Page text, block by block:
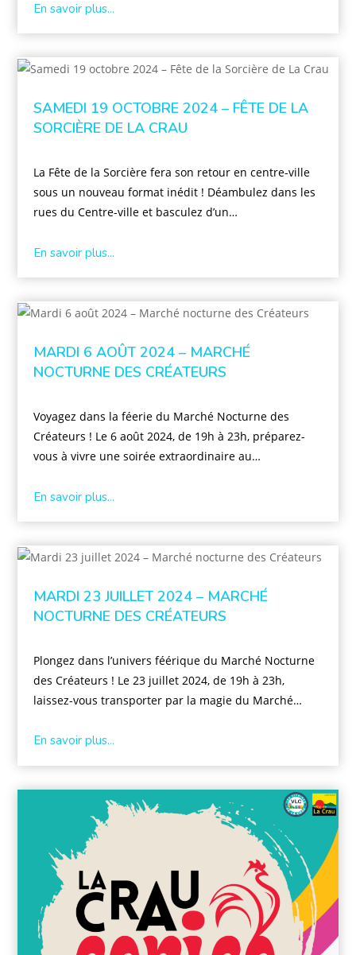
En savoir plus...
SAMEDI 19 OCTOBRE 2024 – FÊTE DE LA
SORCIÈRE DE LA CRAU
La Fête de la Sorcière fera son retour en centre-ville
sous un nouveau format inédit ! Déambulez dans les
rues du Centre-ville et basculez d’un…
En savoir plus...
MARDI 6 AOÛT 2024 – MARCHÉ
NOCTURNE DES CRÉATEURS
Voyagez dans la féerie du Marché Nocturne des
Créateurs ! Le 6 août 2024, de 19h à 23h, préparez-
vous à vivre une soirée extraordinaire au…
En savoir plus...
MARDI 23 JUILLET 2024 – MARCHÉ
NOCTURNE DES CRÉATEURS
Plongez dans l’univers féérique du Marché Nocturne
des Créateurs ! Le 23 juillet 2024, de 19h à 23h,
laissez-vous transporter par la magie du Marché…
En savoir plus...